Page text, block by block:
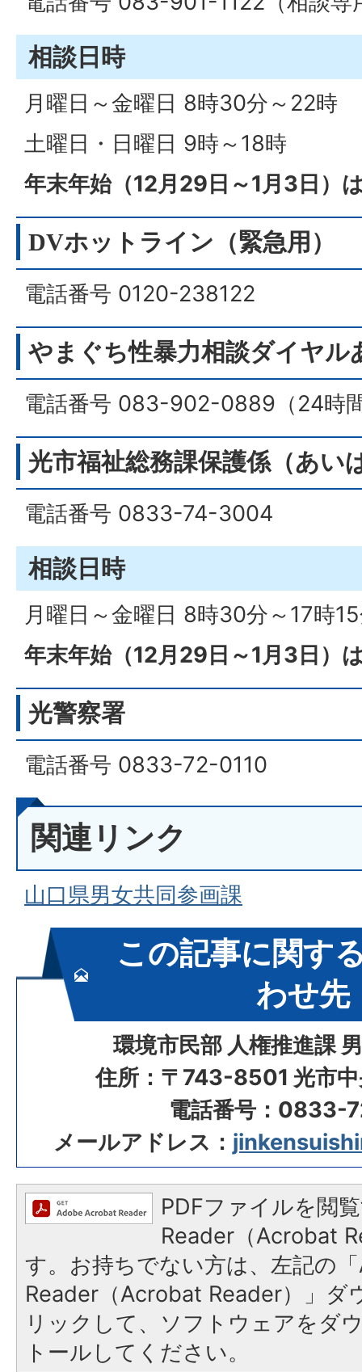
相談日時
月曜日～金曜日 8時30分～22時
土曜日・日曜日 9時～18時
年末年始（12月29日～1月3日）
DVホットライン（緊急用）
電話番号 0120-238122
やまぐち性暴力相談ダイヤル
電話番号 083-902-0889（24時
光市福祉総務課保護係（あい
電話番号 0833-74-3004
相談日時
月曜日～金曜日 8時30分～17時
年末年始（12月29日～1月3日）
光警察署
電話番号 0833-72-0110
関連リンク
山口県男女共同参画課
この記事に関す
わせ先
環境市民部 人権推進課
住所：〒743-8501 光市中
電話番号：0833-
メールアドレス：
PDFファイルを閲
Reader（Acrobat
す。お持ちでない方は、左記の
Reader（Acrobat Reader）」ダ
リックして、ソフトウェアをダ
トールしてください。